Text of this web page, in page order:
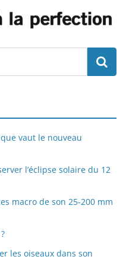
que vaut le nouveau
l’éclipse solaire du 12
macro de son 25-200 mm
les oiseaux dans son